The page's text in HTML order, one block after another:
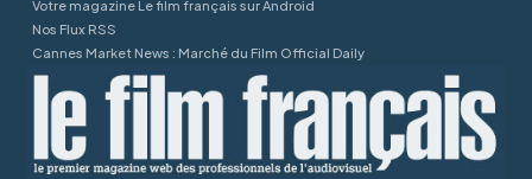
Votre magazine Le film français sur Android
Nos Flux RSS
Cannes Market News : Marché du Film Official Daily